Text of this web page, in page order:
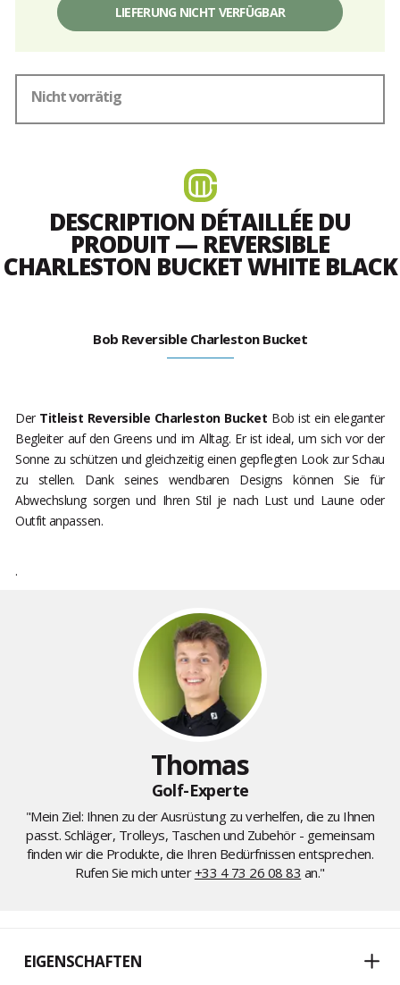
LIEFERUNG NICHT VERFÜGBAR
Nicht vorrätig
DESCRIPTION DÉTAILLÉE DU
PRODUIT — REVERSIBLE
CHARLESTON BUCKET WHITE BLACK
Bob Reversible Charleston Bucket
Der Titleist Reversible Charleston Bucket Bob ist ein eleganter
Begleiter auf den Greens und im Alltag. Er ist ideal, um sich vor der
Sonne zu schützen und gleichzeitig einen gepflegten Look zur Schau
zu stellen. Dank seines wendbaren Designs können Sie für
Abwechslung sorgen und Ihren Stil je nach Lust und Laune oder
Outfit anpassen.
.
Thomas
Golf-Experte
"Mein Ziel: Ihnen zu der Ausrüstung zu verhelfen, die zu Ihnen
passt. Schläger, Trolleys, Taschen und Zubehör - gemeinsam
finden wir die Produkte, die Ihren Bedürfnissen entsprechen.
Rufen Sie mich unter+33 4 73 26 08 83 an."
EIGENSCHAFTEN